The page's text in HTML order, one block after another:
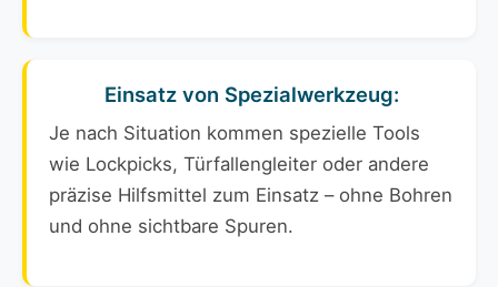
Einsatz von Spezialwerkzeug:
Je nach Situation kommen spezielle Tools
wie Lockpicks, Türfallengleiter oder andere
präzise Hilfsmittel zum Einsatz – ohne Bohren
und ohne sichtbare Spuren.